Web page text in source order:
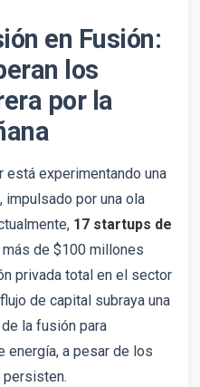
en Fusión:
los
por la
está experimentando una
por una ola
17 startups de
más de $100 millones
privada total en el sector
de capital subraya una
la fusión para
energía, a pesar de los